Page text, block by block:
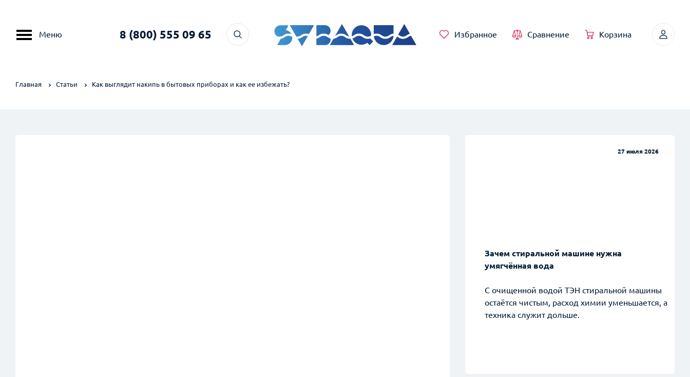
Меню 8 (800) 555 09 65 Избранное Сравнение Корзина
Главная Статьи Как выглядит накипь в бытовых приборах и как ее избежать?
27 июля 2026
Зачем стиральной машине нужна
умягчённая вода
С очищенной водой ТЭН стиральной машины
остаётся чистым, расход химии уменьшается, а
техника служит дольше.